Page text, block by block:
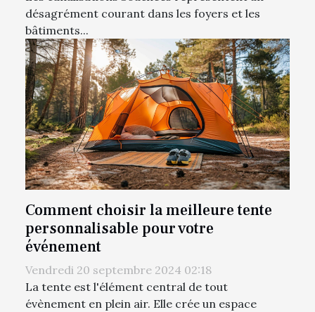
désagrément courant dans les foyers et les
bâtiments...
Comment choisir la meilleure tente
personnalisable pour votre
événement
Vendredi 20 septembre 2024 02:18
La tente est l'élément central de tout
évènement en plein air. Elle crée un espace